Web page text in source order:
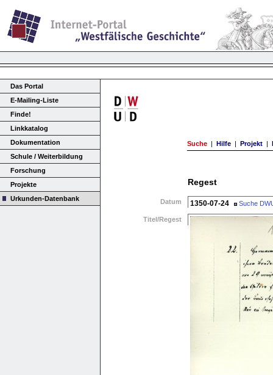
Das Portal
E-Mailing-Liste
Finde!
Linkkatalog
Dokumentation
Schule / Weiterbildung
Forschung
Projekte
Urkunden-Datenbank
Suche | Hilfe | Projekt |
Regest
Datum 1350-07-24 Suche
Titel/Regest